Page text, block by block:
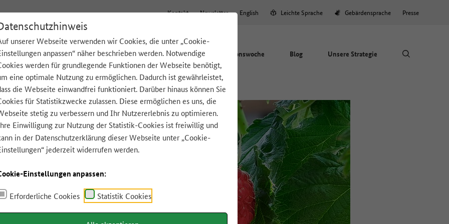
unserer Webseite verwenden wir Cookies, die unter „Cookie-
anpassen“ näher beschrieben werden. Notwendige
werden für grundlegende Funktionen der Webseite benötigt,
eine optimale Nutzung zu ermöglichen. Dadurch ist gewährleistet,
die Webseite einwandfrei funktioniert. Darüber hinaus können Sie
für Statistikzwecke zulassen. Diese ermöglichen es uns, die
stetig zu verbessern und Ihr Nutzererlebnis zu optimieren.
Einwilligung zur Nutzung der Statistik-Cookies ist freiwillig und
in der Datenschutzerklärungdieser Webseite unter „Cookie-
jederzeit widerrufen werden.
Einstellungen anpassen:
Erforderliche Cookies Statistik Cookies
Kontakt Newsletter English Leichte Sprache Gebärdensprache Presse
Tipps für zu Hause Lebensmittel A-Z App Aktionswoche Blog Unsere Strategie